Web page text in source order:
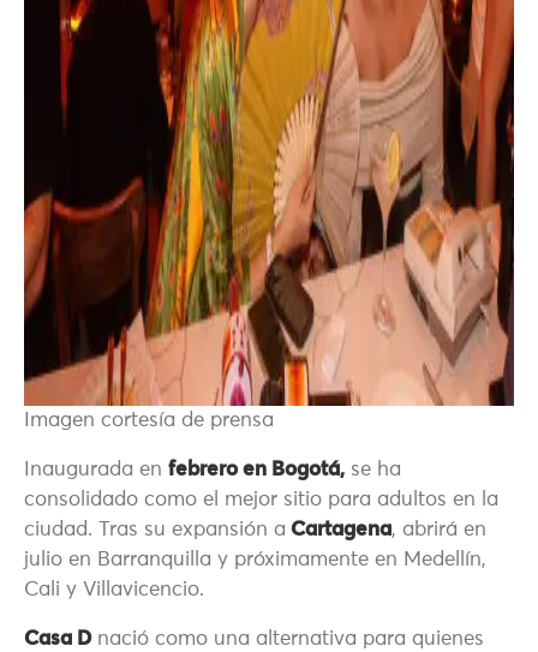
Imagen cortesía de prensa
Inaugurada en febrero en Bogotá, se ha
consolidado como el mejor sitio para adultos en la
ciudad. Tras su expansión a Cartagena, abrirá en
julio en Barranquilla y próximamente en Medellín,
Cali y Villavicencio.
Casa Dnació como una alternativa para quienes